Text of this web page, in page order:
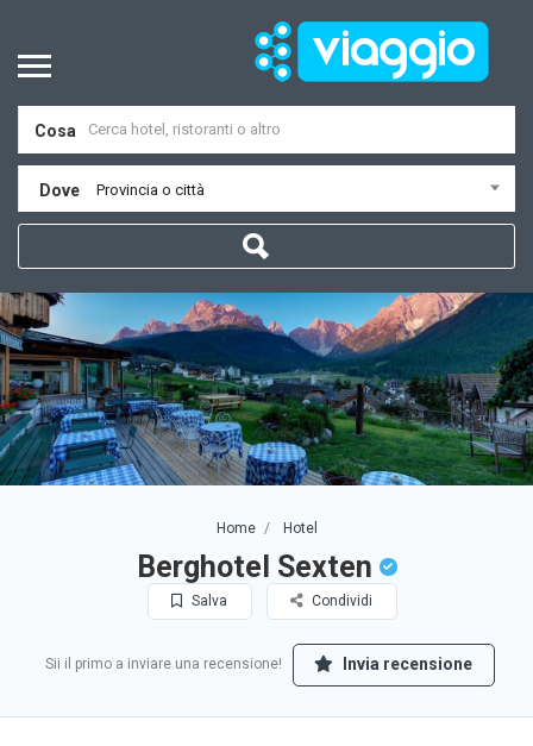
Cosa
Dove Provincia o città
Home Hotel
Berghotel Sexten
Salva Condividi
Sii il primo a inviare una recensione! Invia recensione